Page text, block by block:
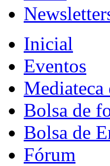
Inicial
Eventos
Mediateca
Bolsa de
Bolsa de
Fórum